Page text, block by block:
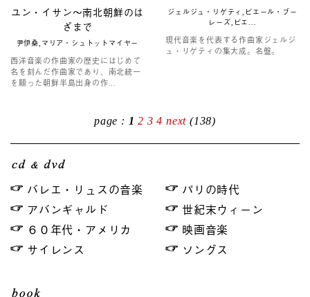
ユン・イサン～南北朝鮮のは
ざまで
尹伊桑,マリア・シュトットマイヤー
西洋音楽の作曲家の歴史にはじめて
名を刻んだ作曲家であり、南北統一
を願った朝鮮半島出身の作...
ジェルジュ・リゲティ,ピエール・ブー
レーズ,ピエ...
現代音楽を代表する作曲家ジェルジ
ュ・リゲティの集大成。名盤。
page : 1 2 3 4 next (138)
バレエ・リュスの音楽
パリの時代
アバンギャルド
世紀末ウィーン
６０年代・アメリカ
映画音楽
サイレンス
ソングス